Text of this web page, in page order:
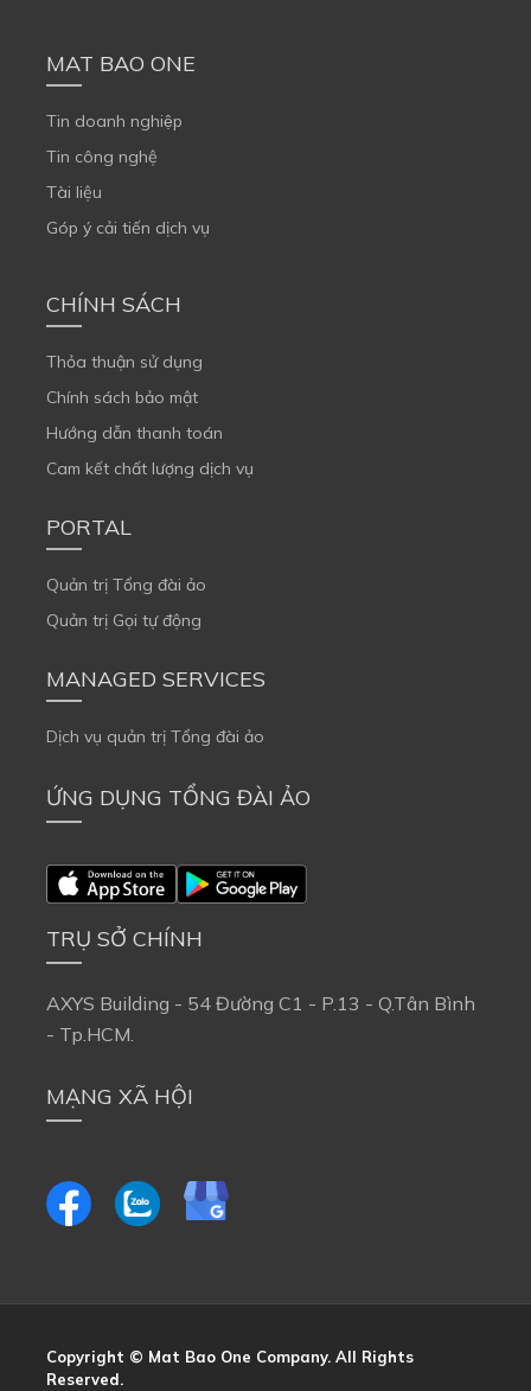
MAT BAO ONE
Tin doanh nghiệp
Tin công nghệ
Tài liệu
Góp ý cải tiến dịch vụ
CHÍNH SÁCH
Thỏa thuận sử dụng
Chính sách bảo mật
Hướng dẫn thanh toán
Cam kết chất lượng dịch vụ
PORTAL
Quản trị Tổng đài ảo
Quản trị Gọi tự động
MANAGED SERVICES
Dịch vụ quản trị Tổng đài ảo
ỨNG DỤNG TỔNG ĐÀI ẢO
TRỤ SỞ CHÍNH
AXYS Building - 54 Đường C1 - P.13 - Q.Tân Bình
- Tp.HCM.
MẠNG XÃ HỘI
Copyright © Mat Bao One Company. All Rights
Reserved.